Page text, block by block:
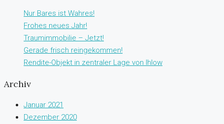
Nur Bares ist Wahres!
Frohes neues Jahr!
Traumimmobilie – Jetzt!
Gerade frisch reingekommen!
Rendite-Objekt in zentraler Lage von Ihlow
Archiv
Januar 2021
Dezember 2020